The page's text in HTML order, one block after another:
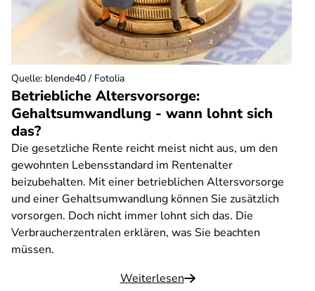
Betriebliche Altersvorsorge:
Gehaltsumwandlung - wann lohnt sich
das?
Die gesetzliche Rente reicht meist nicht aus, um den
gewohnten Lebensstandard im Rentenalter
beizubehalten. Mit einer betrieblichen Altersvorsorge
und einer Gehaltsumwandlung können Sie zusätzlich
vorsorgen. Doch nicht immer lohnt sich das. Die
Verbraucherzentralen erklären, was Sie beachten
müssen.
Weiterlesen
Quelle: blende40 / Fotolia